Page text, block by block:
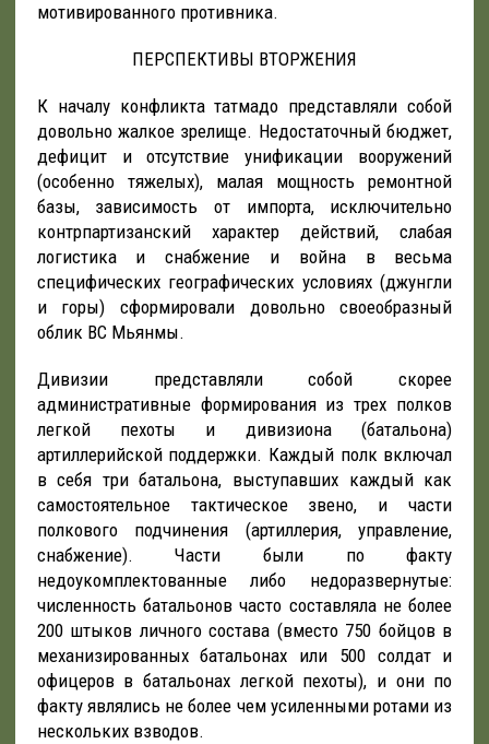
мотивированного противника.
ПЕРСПЕКТИВЫ ВТОРЖЕНИЯ
К началу конфликта татмадо представляли собой
довольно жалкое зрелище. Недостаточный бюджет,
дефицит и отсутствие унификации вооружений
(особенно тяжелых), малая мощность ремонтной
базы, зависимость от импорта, исключительно
контрпартизанский характер действий, слабая
логистика и снабжение и война в весьма
специфических географических условиях (джунгли
и горы) сформировали довольно своеобразный
облик ВС Мьянмы.
Дивизии представляли собой скорее
административные формирования из трех полков
легкой пехоты и дивизиона (батальона)
артиллерийской поддержки. Каждый полк включал
в себя три батальона, выступавших каждый как
самостоятельное тактическое звено, и части
полкового подчинения (артиллерия, управление,
снабжение). Части были по факту
недоукомплектованные либо недоразвернутые:
численность батальонов часто составляла не более
200 штыков личного состава (вместо 750 бойцов в
механизированных батальонах или 500 солдат и
офицеров в батальонах легкой пехоты), и они по
факту являлись не более чем усиленными ротами из
нескольких взводов.